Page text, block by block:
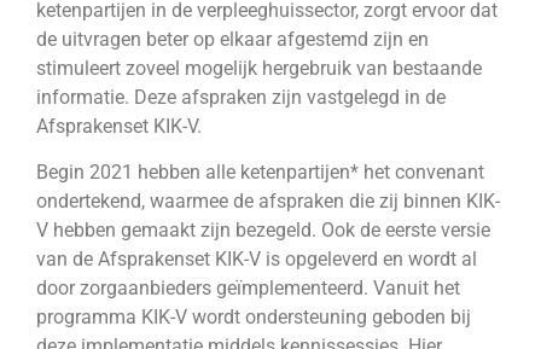
ketenpartijen in de verpleeghuissector, zorgt ervoor dat
de uitvragen beter op elkaar afgestemd zijn en
stimuleert zoveel mogelijk hergebruik van bestaande
informatie. Deze afspraken zijn vastgelegd in de
Afsprakenset KIK-V.
Begin 2021 hebben alle ketenpartijen* het convenant
ondertekend, waarmee de afspraken die zij binnen KIK-
V hebben gemaakt zijn bezegeld. Ook de eerste versie
van de Afsprakenset KIK-V is opgeleverd en wordt al
door zorgaanbieders geïmplementeerd. Vanuit het
programma KIK-V wordt ondersteuning geboden bij